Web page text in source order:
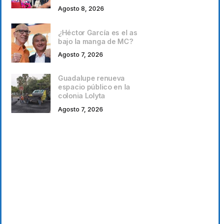
Agosto 8, 2026
¿Héctor García es el as
bajo la manga de MC?
Agosto 7, 2026
Guadalupe renueva
espacio público en la
colonia Lolyta
Agosto 7, 2026